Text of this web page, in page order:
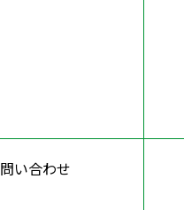
問い合わせ